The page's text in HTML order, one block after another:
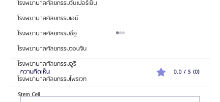
โรงพยาบาลศัลยกรรมวันเปอร์เซ็น
โรงพยาบาลศัลยกรรมเอบี
โรงพยาบาลศัลยกรรมอียู
โรงพยาบาลศัลยกรรมวอนจิน
โรงพยาบาลศัลยกรรมอูรี
โรงพยาบาลศัลยกรรมไพรเวท
Stem Cell
ความคิดเห็น 0.0 / 5 (0)